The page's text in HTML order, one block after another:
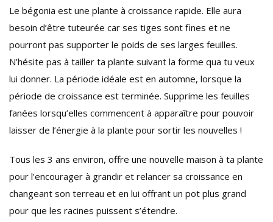
Le bégonia est une plante à croissance rapide. Elle aura
besoin d’être tuteurée car ses tiges sont fines et ne
pourront pas supporter le poids de ses larges feuilles.
N’hésite pas à tailler ta plante suivant la forme qua tu veux
lui donner. La période idéale est en automne, lorsque la
période de croissance est terminée. Supprime les feuilles
fanées lorsqu’elles commencent à apparaître pour pouvoir
laisser de l’énergie à la plante pour sortir les nouvelles !
Tous les 3 ans environ, offre une nouvelle maison à ta plante
pour l’encourager à grandir et relancer sa croissance en
changeant son terreau et en lui offrant un pot plus grand
pour que les racines puissent s’étendre.